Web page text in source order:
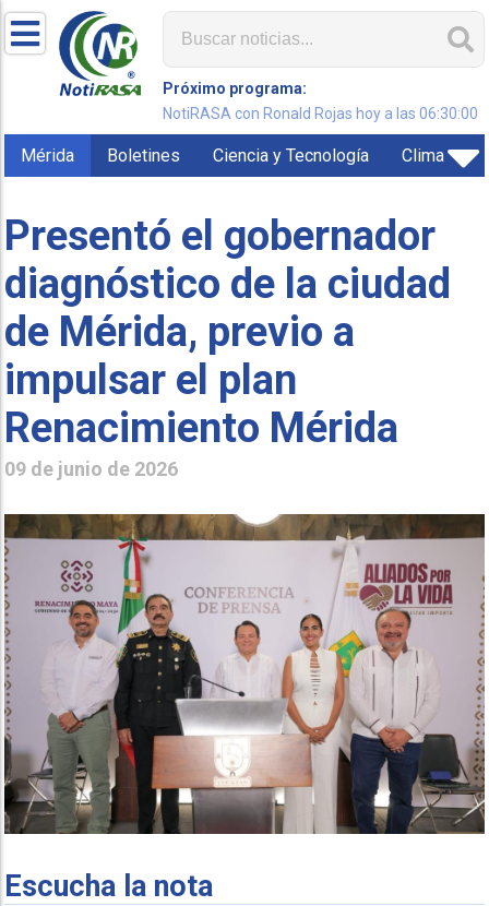
Próximo programa:
NotiRASA con Ronald Rojas hoy a las 06:30:00
Mérida Boletines Ciencia y Tecnología Clima
Presentó el gobernador
diagnóstico de la ciudad
de Mérida, previo a
impulsar el plan
Renacimiento Mérida
09 de junio de 2026
Escucha la nota